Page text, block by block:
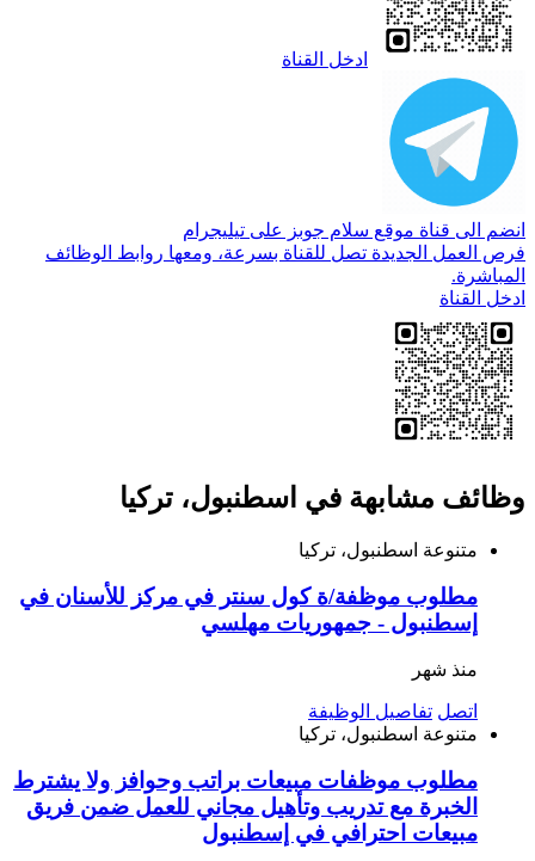
ادخل القناة
انضم الى قناة موقع سلام جوبز على تيليجرام
فرص العمل الجديدة تصل للقناة بسرعة، ومعها روابط الوظائف
المباشرة.
ادخل القناة
وظائف مشابهة في اسطنبول، تركيا
متنوعة اسطنبول، تركيا
مطلوب موظفة/ة كول سنتر في مركز للأسنان في
إسطنبول - جمهوريات مهلسي
منذ شهر
اتصل تفاصيل الوظيفة
متنوعة اسطنبول، تركيا
مطلوب موظفات مبيعات براتب وحوافز ولا يشترط
الخبرة مع تدريب وتأهيل مجاني للعمل ضمن فريق
مبيعات احترافي في إسطنبول